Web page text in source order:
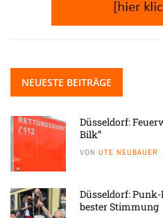
NEUESTE BEITRÄGE
Düsseldorf:
Bilk”
VON UTE NEUBAUER
Düsseldorf:
bester Stimmung